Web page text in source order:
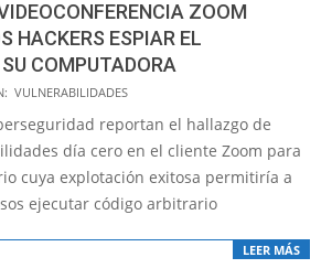
ZOOM
HACKERS ESPIAR EL
COMPUTADORA
VULNERABILIDADES
reportan el hallazgo de
día cero en el cliente Zoom para
cuya explotación exitosa permitiría a
ejecutar código arbitrario
LEER MÁS